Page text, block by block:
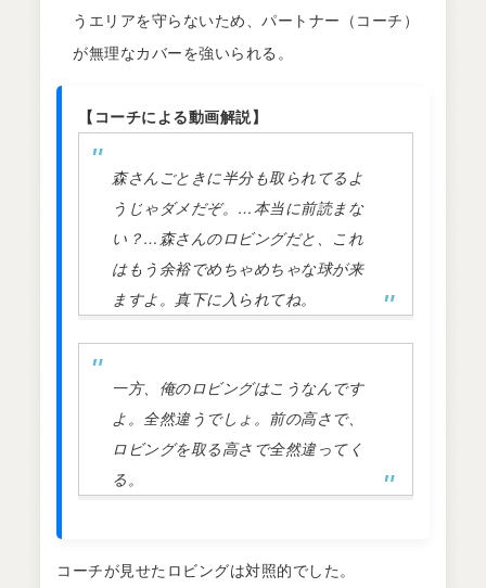
うエリアを守らないため、パートナー（コーチ）
が無理なカバーを強いられる。
【コーチによる動画解説】
森さんごときに半分も取られてるよ
うじゃダメだぞ。…本当に前読まな
い？…森さんのロビングだと、これ
はもう余裕でめちゃめちゃな球が来
ますよ。真下に入られてね。
一方、俺のロビングはこうなんです
よ。全然違うでしょ。前の高さで、
ロビングを取る高さで全然違ってく
る。
コーチが見せたロビングは対照的でした。